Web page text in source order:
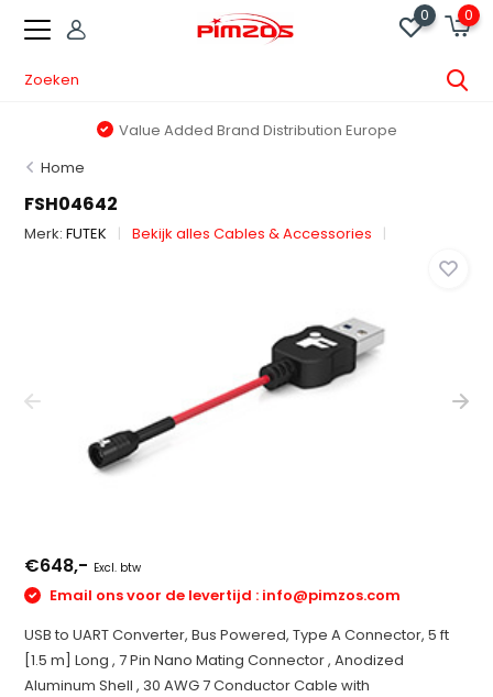
0 0
Value Added Brand Distribution Europe
Home
FSH04642
Merk:FUTEK Bekijk alles Cables & Accessories
€648,- Excl. btw
Email ons voor de levertijd : info@pimzos.com
USB to UART Converter, Bus Powered, Type A Connector, 5 ft
[1.5 m] Long , 7 Pin Nano Mating Connector , Anodized
Aluminum Shell , 30 AWG 7 Conductor Cable with